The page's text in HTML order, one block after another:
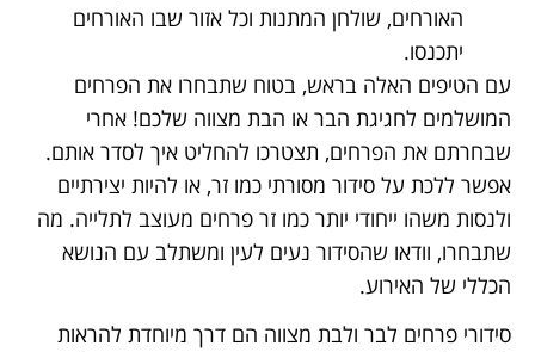
האורחים, שולחן המתנות וכל אזור שבו האורחים
יתכנסו.
עם הטיפים האלה בראש, בטוח שתבחרו את הפרחים
המושלמים לחגיגת הבר או הבת מצווה שלכם! אחרי
שבחרתם את הפרחים, תצטרכו להחליט איך לסדר אותם.
אפשר ללכת על סידור מסורתי כמו זר, או להיות יצירתיים
ולנסות משהו ייחודי יותר כמו זר פרחים מעוצב לתלייה. מה
שתבחרו, וודאו שהסידור נעים לעין ומשתלב עם הנושא
הכללי של האירוע.
סידורי פרחים לבר ולבת מצווה הם דרך מיוחדת להראות